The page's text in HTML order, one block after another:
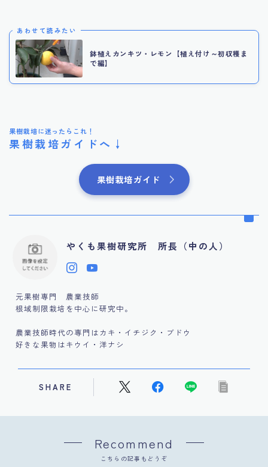
あわせて読みたい
鉢植えカンキツ・レモン【植え付け～初収穫ま
で編】
果樹栽培に迷ったらこれ！
果樹栽培ガイドへ↓
果樹栽培ガイド
やくも果樹研究所 所長（中の人）
元果樹専門 農業技師
根域制限栽培を中心に研究中。
農業技師時代の専門はカキ・イチジク・ブドウ
好きな果物はキウイ・洋ナシ
SHARE
Recommend
こちらの記事もどうぞ